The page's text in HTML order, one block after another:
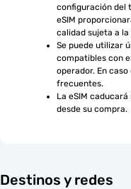
configuración del
eSIM
calidad sujeta a
Se puede utilizar
compatibles con
operador. En
frecuentes.
La eSIM
desde su compra.
Destinos y redes